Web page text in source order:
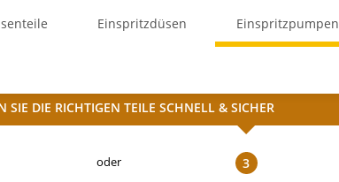
Einspritzdüsen Einspritzpumpen
SIE DIE RICHTIGEN TEILE SCHNELL & SICHER
3